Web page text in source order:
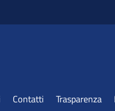
Contatti Trasparenza